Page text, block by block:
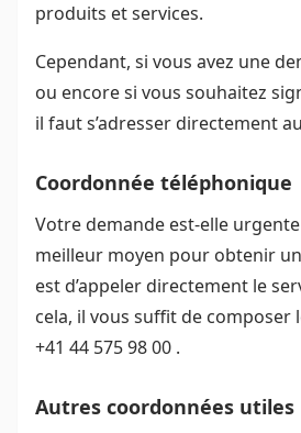
produits et services.
Cependant, si vous avez une
ou encore si vous souhaitez
il faut s’adresser directement
Coordonnée téléphonique
Votre demande est-elle urgente
meilleur moyen pour obtenir
est d’appeler directement le
cela, il vous suffit de composer
+41 44 575 98 00 .
Autres coordonnées utiles